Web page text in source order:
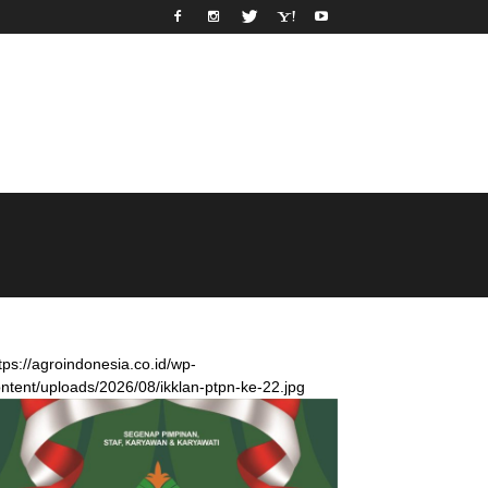
agroindonesia.co.id/wp-
uploads/2026/08/ikklan-ptpn-ke-22.jpg